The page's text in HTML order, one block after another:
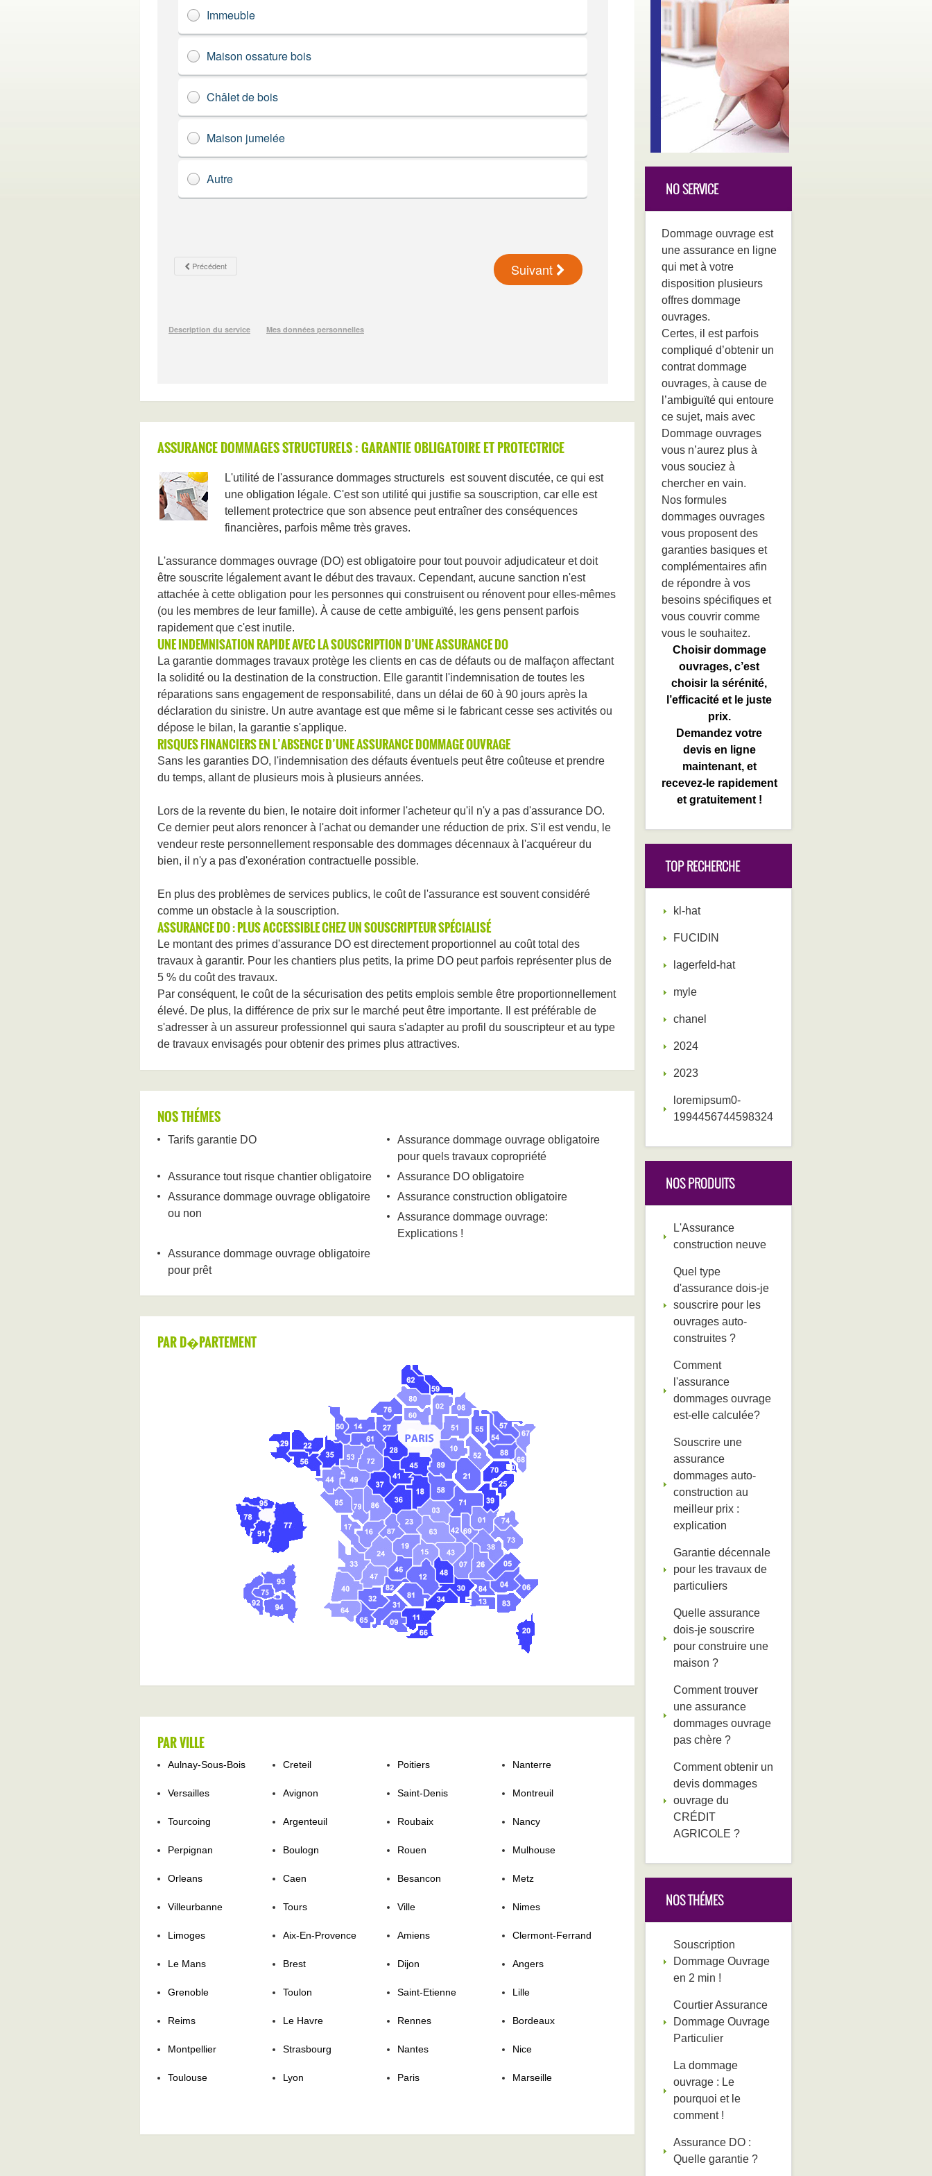
ASSURANCE DOMMAGES STRUCTURELS : GARANTIE OBLIGATOIRE ET PROTECTRICE
L'utilité de l'assurance dommages structurels est souvent discutée, ce qui est
une obligation légale. C'est son utilité qui justifie sa souscription, car elle est
tellement protectrice que son absence peut entraîner des conséquences
financières, parfois même très graves.
L'assurance dommages ouvrage (DO) est obligatoire pour tout pouvoir adjudicateur et doit
être souscrite légalement avant le début des travaux. Cependant, aucune sanction n'est
attachée à cette obligation pour les personnes qui construisent ou rénovent pour elles-mêmes
(ou les membres de leur famille). À cause de cette ambiguïté, les gens pensent parfois
rapidement que c'est inutile.
UNE INDEMNISATION RAPIDE AVEC LA SOUSCRIPTION D’UNE ASSURANCE DO
La garantie dommages travaux protège les clients en cas de défauts ou de malfaçon affectant
la solidité ou la destination de la construction. Elle garantit l'indemnisation de toutes les
réparations sans engagement de responsabilité, dans un délai de 60 à 90 jours après la
déclaration du sinistre. Un autre avantage est que même si le fabricant cesse ses activités ou
dépose le bilan, la garantie s'applique.
RISQUES FINANCIERS EN L’ABSENCE D’UNE ASSURANCE DOMMAGE OUVRAGE
Sans les garanties DO, l'indemnisation des défauts éventuels peut être coûteuse et prendre
du temps, allant de plusieurs mois à plusieurs années.
Lors de la revente du bien, le notaire doit informer l'acheteur qu'il n'y a pas d'assurance DO.
Ce dernier peut alors renoncer à l'achat ou demander une réduction de prix. S'il est vendu, le
vendeur reste personnellement responsable des dommages décennaux à l'acquéreur du
bien, il n'y a pas d'exonération contractuelle possible.
En plus des problèmes de services publics, le coût de l'assurance est souvent considéré
comme un obstacle à la souscription.
ASSURANCE DO : PLUS ACCESSIBLE CHEZ UN SOUSCRIPTEUR SPÉCIALISÉ
Le montant des primes d'assurance DO est directement proportionnel au coût total des
travaux à garantir. Pour les chantiers plus petits, la prime DO peut parfois représenter plus de
5 % du coût des travaux.
Par conséquent, le coût de la sécurisation des petits emplois semble être proportionnellement
élevé. De plus, la différence de prix sur le marché peut être importante. Il est préférable de
s'adresser à un assureur professionnel qui saura s'adapter au profil du souscripteur et au type
de travaux envisagés pour obtenir des primes plus attractives.
NOS THÉMES
Tarifs garantie DO
Assurance dommage ouvrage obligatoire
pour quels travaux copropriété
Assurance tout risque chantier obligatoire
Assurance DO obligatoire
Assurance dommage ouvrage obligatoire
ou non
Assurance construction obligatoire
Assurance dommage ouvrage:
Explications !
Assurance dommage ouvrage obligatoire
pour prêt
PAR D�PARTEMENT
PAR VILLE
Aulnay-Sous-Bois Creteil Poitiers Nanterre
Versailles Avignon Saint-Denis Montreuil
Tourcoing Argenteuil Roubaix Nancy
Perpignan Boulogn Rouen Mulhouse
Orleans Caen Besancon Metz
Villeurbanne Tours Ville Nimes
Limoges Aix-En-Provence Amiens Clermont-Ferrand
Le Mans Brest Dijon Angers
Grenoble Toulon Saint-Etienne Lille
Reims Le Havre Rennes Bordeaux
Montpellier Strasbourg Nantes Nice
Toulouse Lyon Paris Marseille
NO SERVICE
Dommage ouvrage est
une assurance en ligne
qui met à votre
disposition plusieurs
offres dommage
ouvrages.
Certes, il est parfois
compliqué d’obtenir un
contrat dommage
ouvrages, à cause de
l’ambiguïté qui entoure
ce sujet, mais avec
Dommage ouvrages
vous n’aurez plus à
vous souciez à
chercher en vain.
Nos formules
dommages ouvrages
vous proposent des
garanties basiques et
complémentaires afin
de répondre à vos
besoins spécifiques et
vous couvrir comme
vous le souhaitez.
Choisir dommage
ouvrages, c’est
choisir la sérénité,
l’efficacité et le juste
prix.
Demandez votre
devis en ligne
maintenant, et
recevez-le rapidement
et gratuitement !
TOP RECHERCHE
kl-hat
FUCIDIN
lagerfeld-hat
myle
chanel
2024
2023
loremipsum0-
1994456744598324
NOS PRODUITS
L'Assurance
construction neuve
Quel type
d'assurance dois-je
souscrire pour les
ouvrages auto-
construites ?
Comment
l'assurance
dommages ouvrage
est-elle calculée?
Souscrire une
assurance
dommages auto-
construction au
meilleur prix :
explication
Garantie décennale
pour les travaux de
particuliers
Quelle assurance
dois-je souscrire
pour construire une
maison ?
Comment trouver
une assurance
dommages ouvrage
pas chère ?
Comment obtenir un
devis dommages
ouvrage du
CRÉDIT
AGRICOLE ?
NOS THÉMES
Souscription
Dommage Ouvrage
en 2 min !
Courtier Assurance
Dommage Ouvrage
Particulier
La dommage
ouvrage : Le
pourquoi et le
comment !
Assurance DO :
Quelle garantie ?